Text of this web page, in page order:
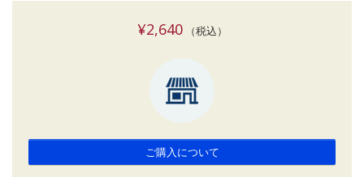
¥2,640（税込）
ご購入について